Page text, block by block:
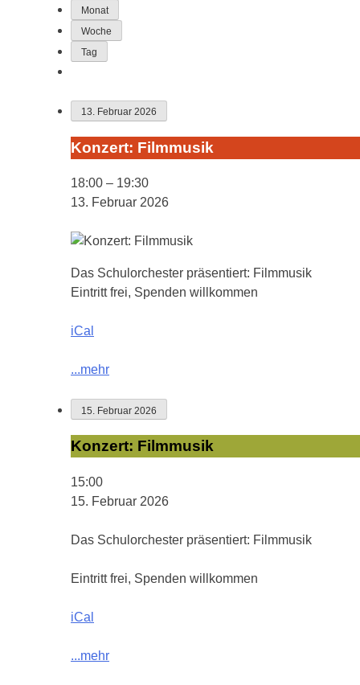
Monat
Woche
Tag
13. Februar 2026
Konzert:
Konzert: Filmmusik
18:00 – 19:30
13. Februar 2026
Das Schulorchester präsentiert: Filmmusik
Eintritt frei, Spenden willkommen
iCal
...mehr
15. Februar 2026
Konzert:
Konzert: Filmmusik
15:00
15. Februar 2026
Das Schulorchester präsentiert: Filmmusik
Eintritt frei, Spenden willkommen
iCal
...mehr